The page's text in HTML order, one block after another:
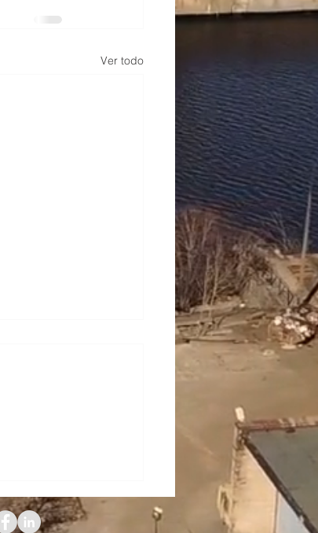
Ver todo
Manager de
placer formar